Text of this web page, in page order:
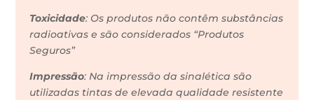
Toxicidade: Os produtos não contêm substâncias
radioativas e são considerados “Produtos
Seguros”
Impressão: Na impressão da sinalética são
utilizadas tintas de elevada qualidade resistente